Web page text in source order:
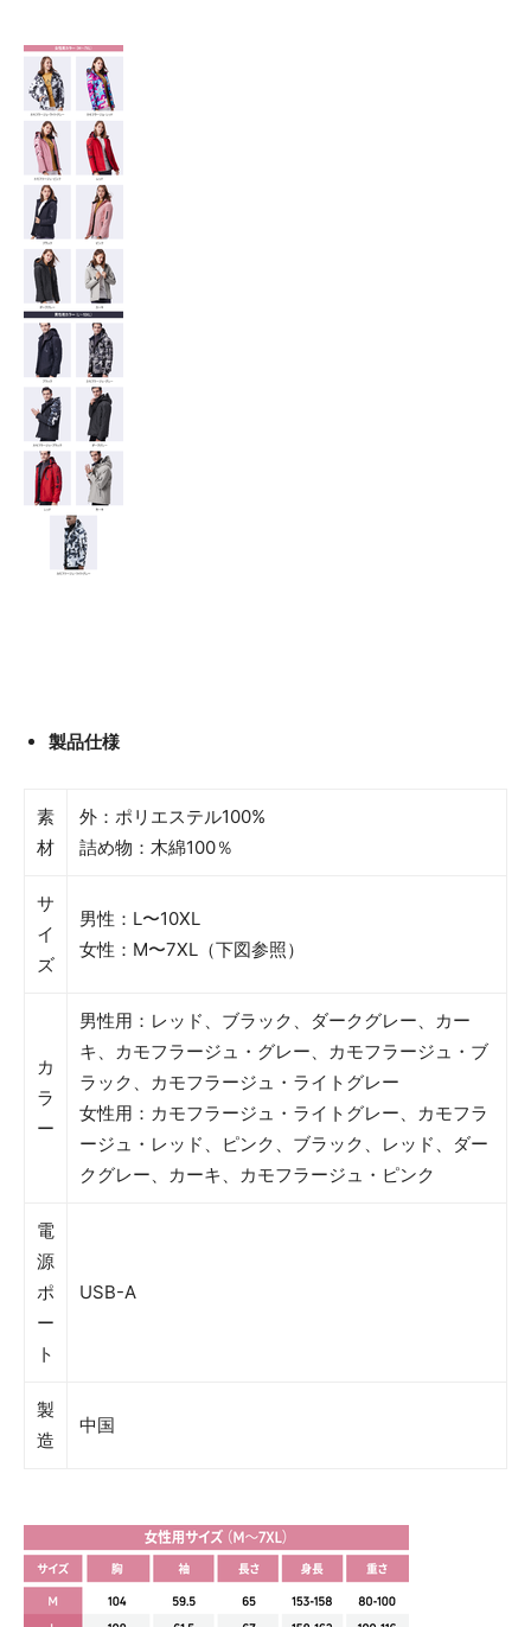
製品仕様
素
材
外：ポリエステル100%
詰め物：木綿100％
サ
イ
ズ
男性：L〜10XL
女性：M〜7XL（下図参照）
カ
ラ
ー
男性用：レッド、ブラック、ダークグレー、カー
キ、カモフラージュ・グレー、カモフラージュ・ブ
ラック、カモフラージュ・ライトグレー
女性用：カモフラージュ・ライトグレー、カモフラ
ージュ・レッド、ピンク、ブラック、レッド、ダー
クグレー、カーキ、カモフラージュ・ピンク
電
源
ポ
ー
ト
USB-A
製
造
中国